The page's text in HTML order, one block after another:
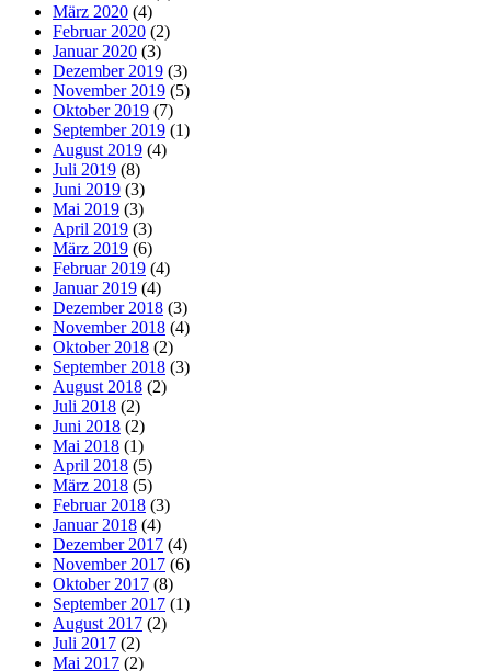
März 2020 (4)
Februar 2020 (2)
Januar 2020 (3)
Dezember 2019 (3)
November 2019 (5)
Oktober 2019 (7)
September 2019 (1)
August 2019 (4)
Juli 2019 (8)
Juni 2019 (3)
Mai 2019 (3)
April 2019 (3)
März 2019 (6)
Februar 2019 (4)
Januar 2019 (4)
Dezember 2018 (3)
November 2018 (4)
Oktober 2018 (2)
September 2018 (3)
August 2018 (2)
Juli 2018 (2)
Juni 2018 (2)
Mai 2018 (1)
April 2018 (5)
März 2018 (5)
Februar 2018 (3)
Januar 2018 (4)
Dezember 2017 (4)
November 2017 (6)
Oktober 2017 (8)
September 2017 (1)
August 2017 (2)
Juli 2017 (2)
Mai 2017 (2)